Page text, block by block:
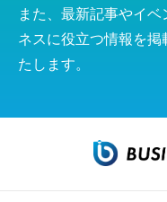
また、最新記事やイ
ネスに役立つ情報を
たします。